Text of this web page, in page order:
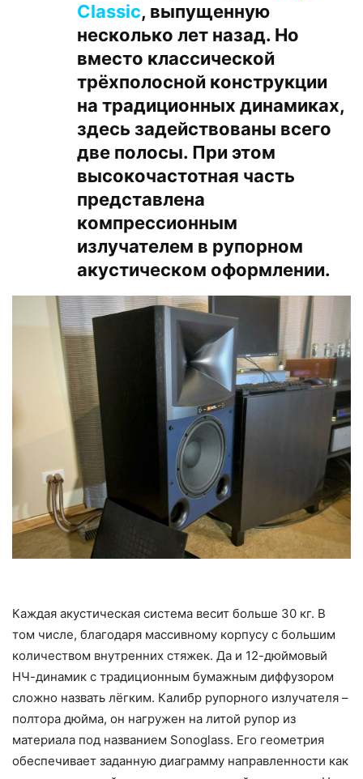
Classic, выпущенную
несколько лет назад. Но
вместо классической
трёхполосной конструкции
на традиционных динамиках,
здесь задействованы всего
две полосы. При этом
высокочастотная часть
представлена
компрессионным
излучателем в рупорном
акустическом оформлении.
Каждая акустическая система весит больше 30 кг. В
том числе, благодаря массивному корпусу с большим
количеством внутренних стяжек. Да и 12-дюймовый
НЧ-динамик с традиционным бумажным диффузором
сложно назвать лёгким. Калибр рупорного излучателя –
полтора дюйма, он нагружен на литой рупор из
материала под названием Sonoglass. Его геометрия
обеспечивает заданную диаграмму направленности как